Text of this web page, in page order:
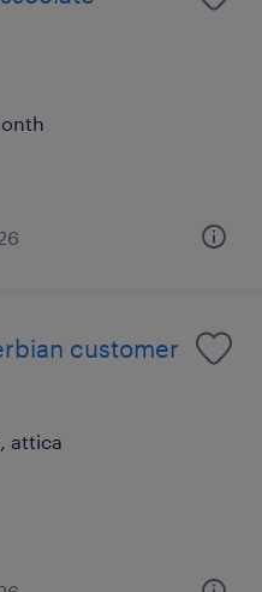
customer
attica